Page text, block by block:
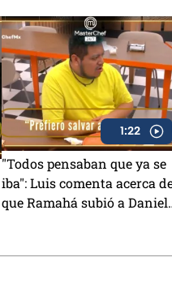
1:22
"Todos pensaban que ya se
iba": Luis comenta acerca
que Ramahá subió a